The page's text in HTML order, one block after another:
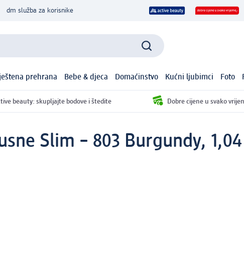
dm služba za korisnike
prehrana Bebe & djeca Domaćinstvo Kućni ljubimci Foto
beauty: skupljajte bodove i štedite Dobre cijene u svako
Slim – 803 Burgundy,